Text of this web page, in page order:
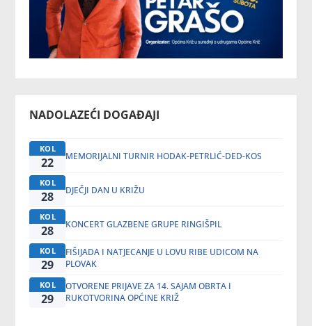
NADOLAZEĆI DOGAĐAJI
KOL
22 MEMORIJALNI TURNIR HODAK-PETRLIĆ-DED-KOS
KOL
28 DJEČJI DAN U KRIŽU
KOL
28 KONCERT GLAZBENE GRUPE RINGIŠPIL
KOL
29
FIŠIJADA I NATJECANJE U LOVU RIBE UDICOM NA
PLOVAK
KOL
29
OTVORENE PRIJAVE ZA 14. SAJAM OBRTA I
RUKOTVORINA OPĆINE KRIŽ